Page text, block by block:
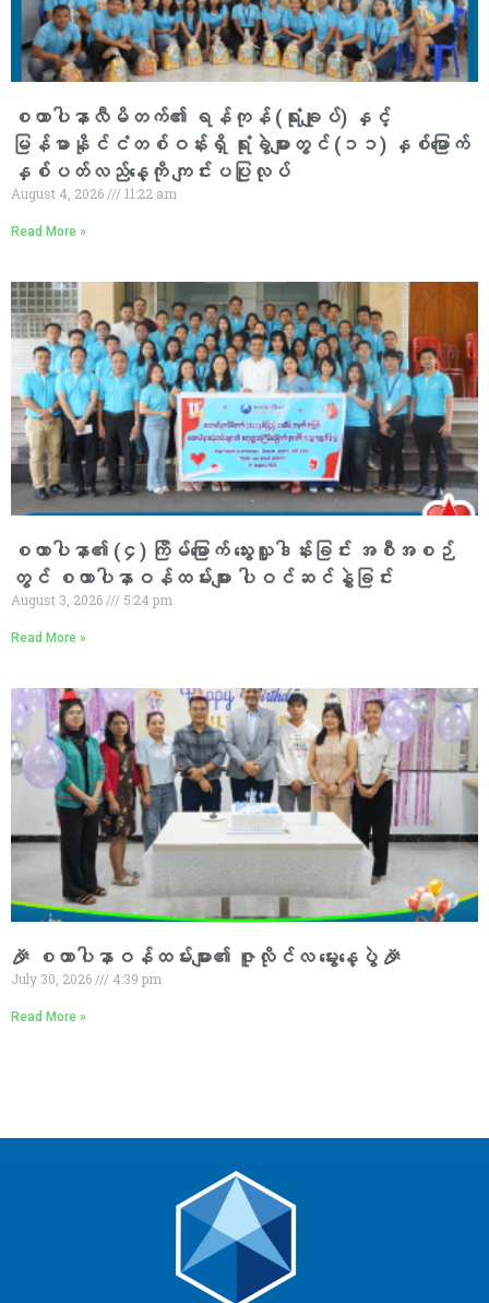
စထာပါနာလီမိတက်၏ ရန်ကုန် (ရုံးချုပ်) နှင့်
မြန်မာနိုင်ငံတစ်ဝန်းရှိ ရုံးခွဲများတွင် (၁၁) နှစ်မြောက်
နှစ်ပတ်လည်နေ့ကို ကျင်းပပြုလုပ်
August 4, 2026 11:22 am
Read More »
စထာပါနာ၏ (၄) ကြိမ်မြောက် သွေးလှူဒါန်းခြင်း အစီအစဉ်
တွင် စထာပါနာဝန်ထမ်းများ ပါဝင်ဆင်နွှဲခြင်း
August 3, 2026 5:24 pm
Read More »
🎉 စထာပါနာဝန်ထမ်းများ၏ ဇူလိုင်လ မွေးနေ့ပွဲ 🎉
July 30, 2026 4:39 pm
Read More »